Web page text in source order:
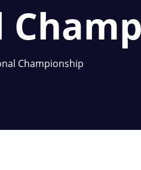
Championship